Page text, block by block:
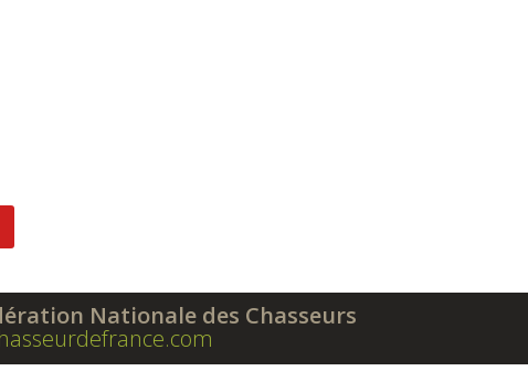
Nationale des Chasseurs